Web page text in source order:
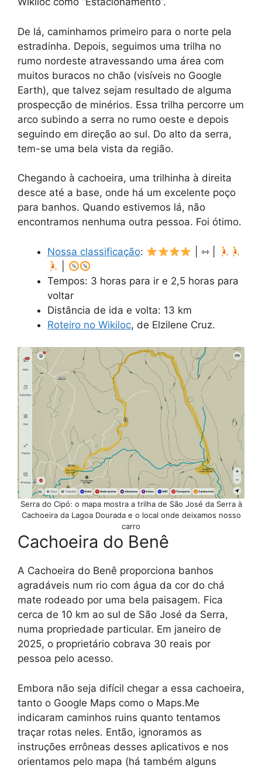
De lá, caminhamos primeiro para o norte pela
estradinha. Depois, seguimos uma trilha no
rumo nordeste atravessando uma área com
muitos buracos no chão (visíveis no Google
Earth), que talvez sejam resultado de alguma
prospecção de minérios. Essa trilha percorre um
arco subindo a serra no rumo oeste e depois
seguindo em direção ao sul. Do alto da serra,
tem-se uma bela vista da região.
Chegando à cachoeira, uma trilhinha à direita
desce até a base, onde há um excelente poço
para banhos. Quando estivemos lá, não
encontramos nenhuma outra pessoa. Foi ótimo.
Nossa classificação:
| ⇿ |
Tempos: 3 horas para ir e 2,5 horas para
voltar
Distância de ida e volta: 13 km
Roteiro no Wikiloc, de Elzilene Cruz.
Serra do Cipó: o mapa mostra a trilha de São José da Serra à
Cachoeira da Lagoa Dourada e o local onde deixamos nosso
carro
Cachoeira do Benê
A Cachoeira do Benê proporciona banhos
agradáveis num rio com água da cor do chá
mate rodeado por uma bela paisagem. Fica
cerca de 10 km ao sul de São José da Serra,
numa propriedade particular. Em janeiro de
2025, o proprietário cobrava 30 reais por
pessoa pelo acesso.
Embora não seja difícil chegar a essa cachoeira,
tanto o Google Maps como o Maps.Me
indicaram caminhos ruins quanto tentamos
traçar rotas neles. Então, ignoramos as
instruções errôneas desses aplicativos e nos
orientamos pelo mapa (há também alguns